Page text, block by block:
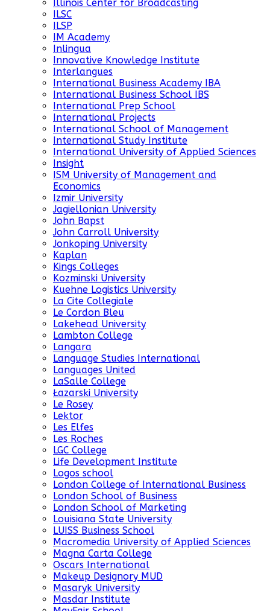
Illinois Center for Broadcasting
ILSC
ILSP
IM Academy
Inlingua
Innovative Knowledge Institute
Interlangues
International Business Academy IBA
International Business School IBS
International Prep School
International Projects
International School of Management
International Study Institute
International University of Applied Sciences
Insight
ISM University of Management and
Economics
Izmir University
Jagiellonian University
John Bapst
John Carroll University
Jonkoping University
Kaplan
Kings Colleges
Kozminski University
Kuehne Logistics University
La Cite Collegiale
Le Cordon Bleu
Lakehead University
Lambton College
Langara
Language Studies International
Languages United
LaSalle College
Łazarski University
Le Rosey
Lektor
Les Elfes
Les Roches
LGC College
Life Development Institute
Logos school
London College of International Business
London School of Business
London School of Marketing
Louisiana State University
LUISS Business School
Macromedia University of Applied Sciences
Magna Carta College
Oscars International
Makeup Designory MUD
Masaryk University
Masdar Institute